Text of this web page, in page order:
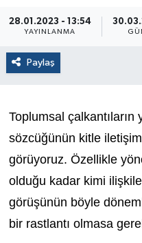
28.01.2023 - 13:54
YAYINLANMA
Paylaş
Toplumsal çalkantıların
sözcüğünün kitle
görüyoruz. Özellikle
olduğu kadar kimi
görüşünün böyle
bir rastlantı olmasa
Süper Lig Puan
Tüm Manşetler
Haber Arşivi